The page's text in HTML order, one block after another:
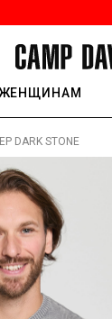
DARK STONE